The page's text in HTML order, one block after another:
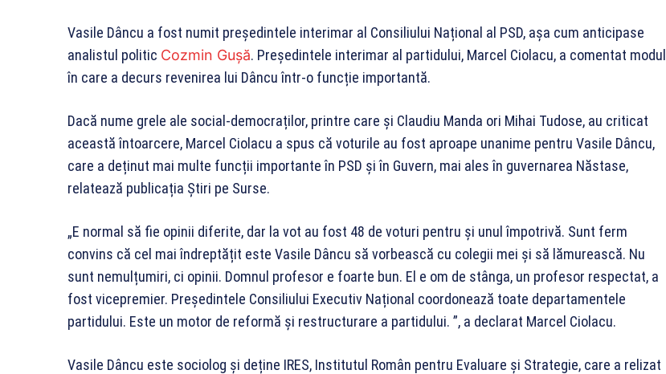
Vasile Dâncu a fost numit președintele interimar al Consiliului Național al PSD, așa cum anticipase
analistul politic Cozmin Gușă. Președintele interimar al partidului, Marcel Ciolacu, a comentat modul
în care a decurs revenirea lui Dâncu într-o funcție importantă.
Dacă nume grele ale social-democraților, printre care și Claudiu Manda ori Mihai Tudose, au criticat
această întoarcere, Marcel Ciolacu a spus că voturile au fost aproape unanime pentru Vasile Dâncu,
care a deținut mai multe funcții importante în PSD și în Guvern, mai ales în guvernarea Năstase,
relatează publicația Știri pe Surse.
„E normal să fie opinii diferite, dar la vot au fost 48 de voturi pentru și unul împotrivă. Sunt ferm
convins că cel mai îndreptățit este Vasile Dâncu să vorbească cu colegii mei și să lămurească. Nu
sunt nemulțumiri, ci opinii. Domnul profesor e foarte bun. El e om de stânga, un profesor respectat, a
fost vicepremier. Președintele Consiliului Executiv Național coordonează toate departamentele
partidului. Este un motor de reformă și restructurare a partidului. ”, a declarat Marcel Ciolacu.
Vasile Dâncu este sociolog și deține IRES, Institutul Român pentru Evaluare și Strategie, care a relizat